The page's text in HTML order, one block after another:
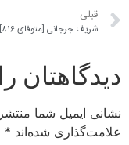
قبلی
شريف جرجانى [متوفاى ۸۱۶]
دیدگاهتان
نشانی ایمیل شما
علامت‌گذاری شده‌اند *